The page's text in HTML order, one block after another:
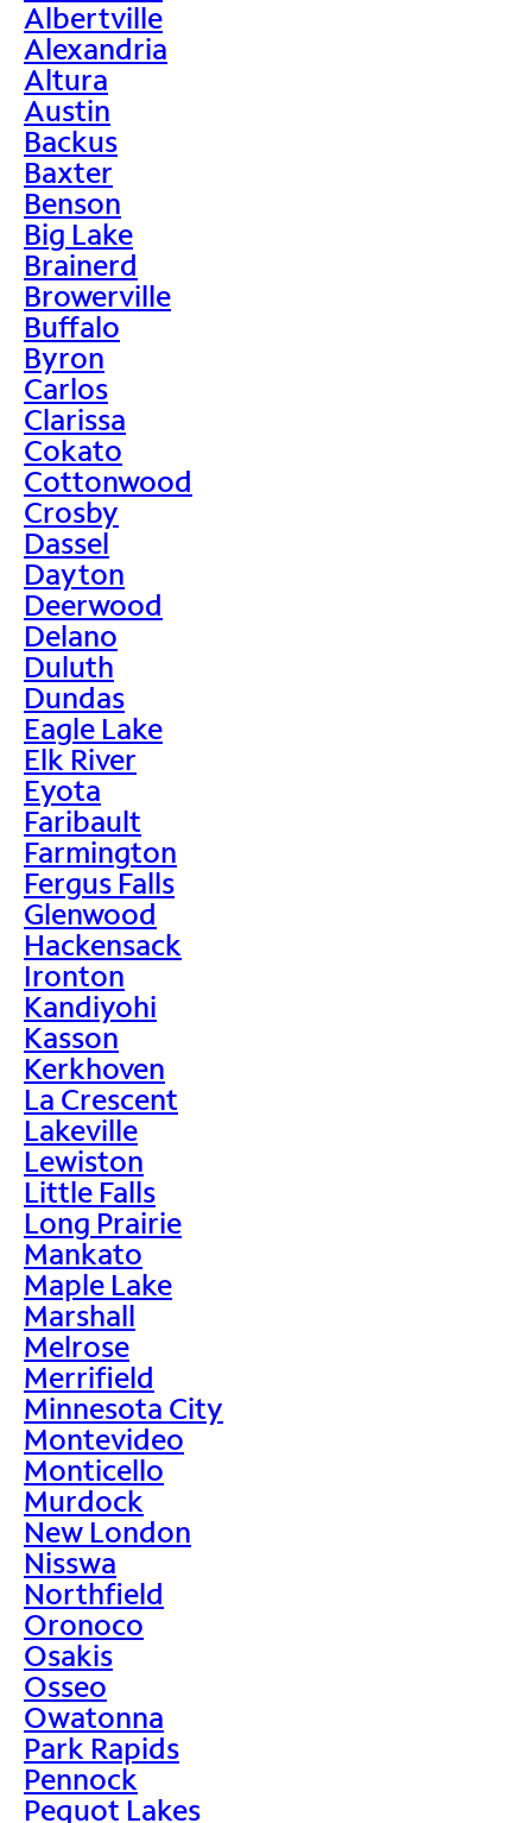
Albertville
Alexandria
Altura
Austin
Backus
Baxter
Benson
Big Lake
Brainerd
Browerville
Buffalo
Byron
Carlos
Clarissa
Cokato
Cottonwood
Crosby
Dassel
Dayton
Deerwood
Delano
Duluth
Dundas
Eagle Lake
Elk River
Eyota
Faribault
Farmington
Fergus Falls
Glenwood
Hackensack
Ironton
Kandiyohi
Kasson
Kerkhoven
La Crescent
Lakeville
Lewiston
Little Falls
Long Prairie
Mankato
Maple Lake
Marshall
Melrose
Merrifield
Minnesota City
Montevideo
Monticello
Murdock
New London
Nisswa
Northfield
Oronoco
Osakis
Osseo
Owatonna
Park Rapids
Pennock
Pequot Lakes